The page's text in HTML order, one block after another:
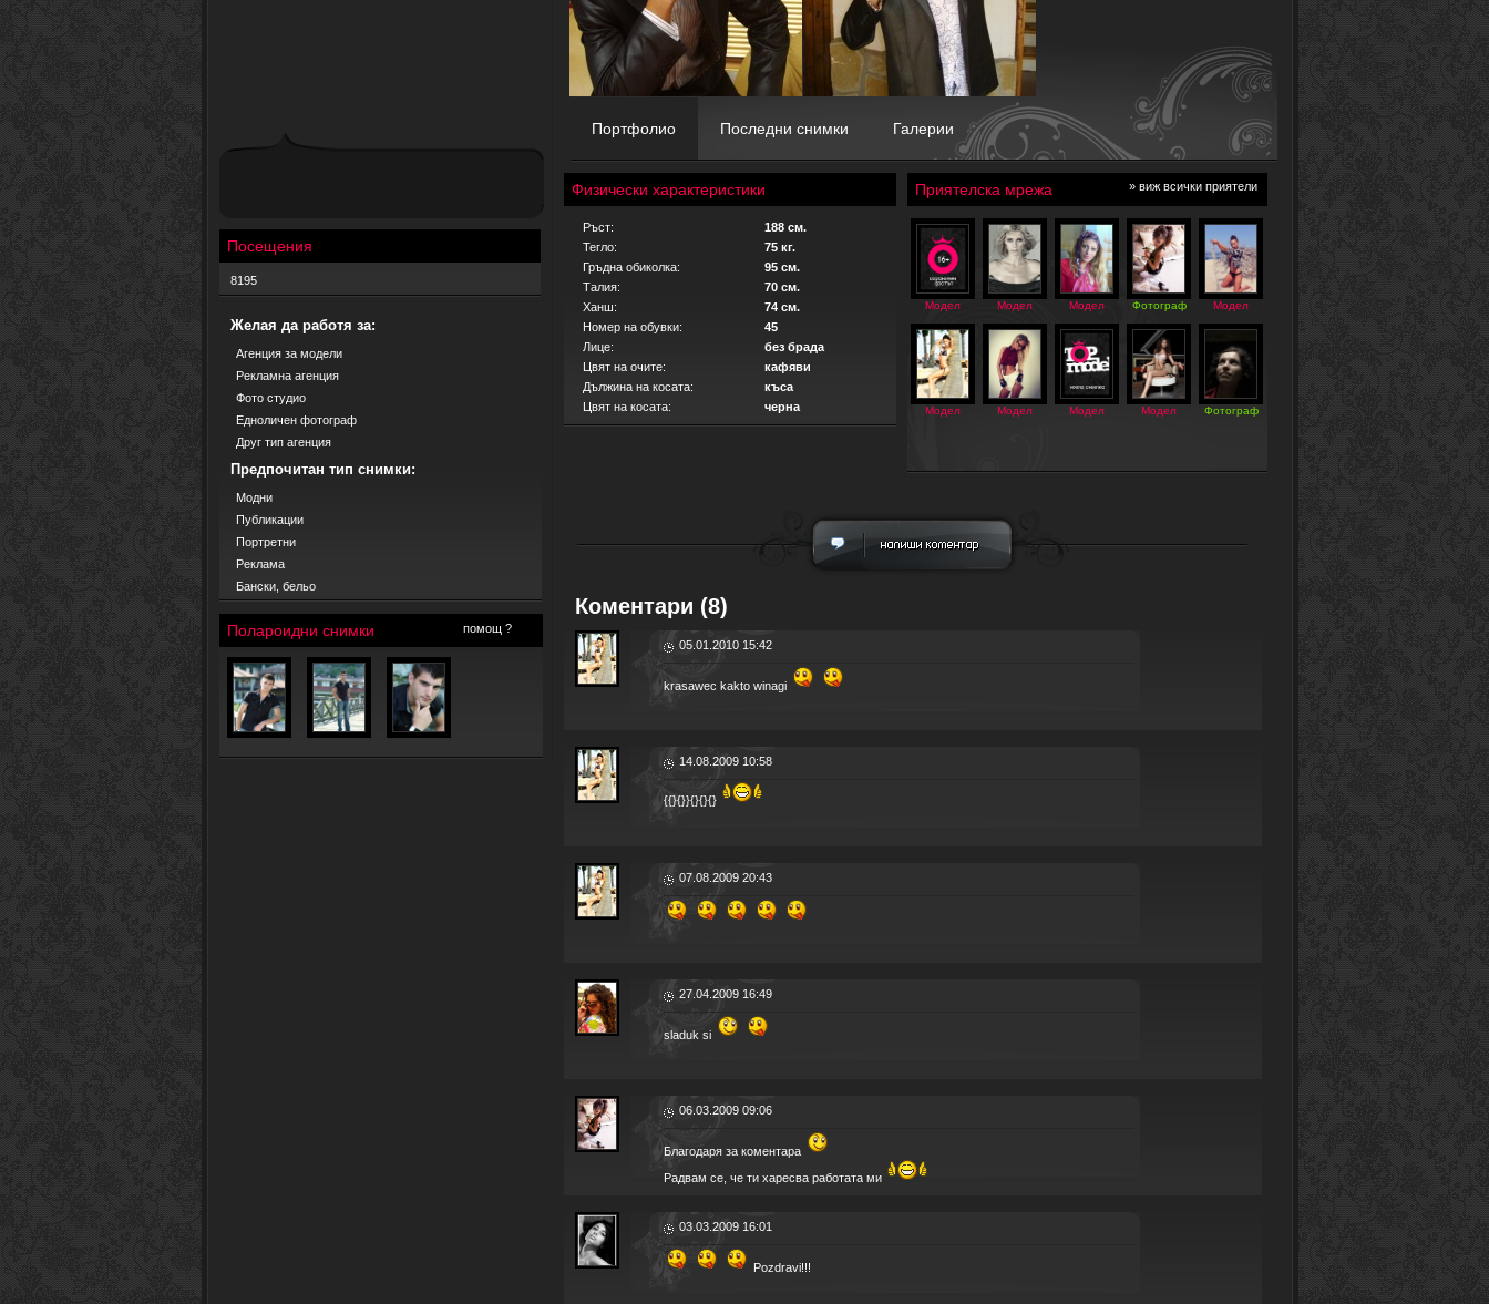
Посещения
8195
Желая да работя за:
Агенция за модели
Рекламна агенция
Фото студио
Едноличен фотограф
Друг тип агенция
Предпочитан тип снимки:
Модни
Публикации
Портретни
Реклама
Бански, бельо
Полароидни снимки помощ ?
Портфолио Последни снимки Галерии
Физически характеристики
Ръст:
188 см.
Тегло:
75 кг.
Гръдна обиколка:
95 см.
Талия:
70 см.
Ханш:
74 см.
Номер на обувки:
45
Лице:
без брада
Цвят на очите:
кафяви
Дължина на косата:
къса
Цвят на косата:
черна
Приятелска мрежа » виж всички приятели
Модел Модел Модел Фотограф Модел
Модел Модел Модел Модел Фотограф
Коментари (8)
05.01.2010 15:42
krasawec kakto winagi
14.08.2009 10:58
{{}{}}{}{}{}
07.08.2009 20:43
27.04.2009 16:49
sladuk si
06.03.2009 09:06
Благодаря за коментара
Радвам се, че ти харесва работата ми
03.03.2009 16:01
Pozdravi!!!